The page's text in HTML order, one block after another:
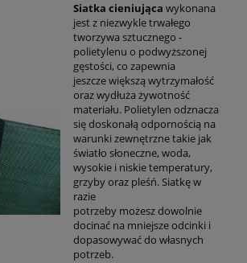
Siatka cieniująca wykonana
jest z niezwykle trwałego
tworzywa sztucznego -
polietylenu o podwyższonej
gęstości, co zapewnia
jeszcze większą wytrzymałość
oraz wydłuża żywotność
materiału. Polietylen odznacza
się doskonałą odpornością na
warunki zewnętrzne takie jak
światło słoneczne, woda,
wysokie i niskie temperatury,
grzyby oraz pleśń. Siatkę w
razie
potrzeby możesz dowolnie
docinać na mniejsze odcinki i
dopasowywać do własnych
potrzeb.